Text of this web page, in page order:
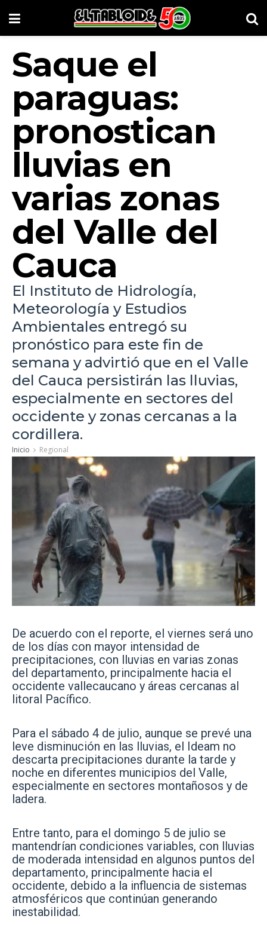
Saque el
paraguas:
pronostican
lluvias en
varias zonas
del Valle del
Cauca
El Instituto de Hidrología,
Meteorología y Estudios
Ambientales entregó su
pronóstico para este fin de
semana y advirtió que en el Valle
del Cauca persistirán las lluvias,
especialmente en sectores del
occidente y zonas cercanas a la
cordillera.
Inicio Regional
De acuerdo con el reporte, el viernes será uno
de los días con mayor intensidad de
precipitaciones, con lluvias en varias zonas
del departamento, principalmente hacia el
occidente vallecaucano y áreas cercanas al
litoral Pacífico.
Para el sábado 4 de julio, aunque se prevé una
leve disminución en las lluvias, el Ideam no
descarta precipitaciones durante la tarde y
noche en diferentes municipios del Valle,
especialmente en sectores montañosos y de
ladera.
Entre tanto, para el domingo 5 de julio se
mantendrían condiciones variables, con lluvias
de moderada intensidad en algunos puntos del
departamento, principalmente hacia el
occidente, debido a la influencia de sistemas
atmosféricos que continúan generando
inestabilidad.